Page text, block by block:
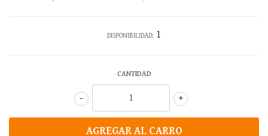
DISPONIBILIDAD: 1
CANTIDAD
+
-